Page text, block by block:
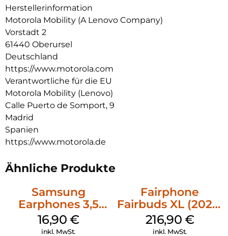
ununterbrochener Akkulaufzeit und noch mehr im Ladecase
im Einklang mit dir.
Herstellerinformation
Motorola Mobility (A Lenovo Company)
Vorstadt 2
61440 Oberursel
Deutschland
https://www.motorola.com
Verantwortliche für die EU
Motorola Mobility (Lenovo)
Calle Puerto de Somport, 9
Madrid
Spanien
https://www.motorola.de
Ähnliche Produkte
Samsung
Earphones 3,5
mm Schwarz
16,90 €
inkl. MwSt.
Fairphone
Fairbuds XL (2025)
Horizon Black
216,90 €
inkl. MwSt.